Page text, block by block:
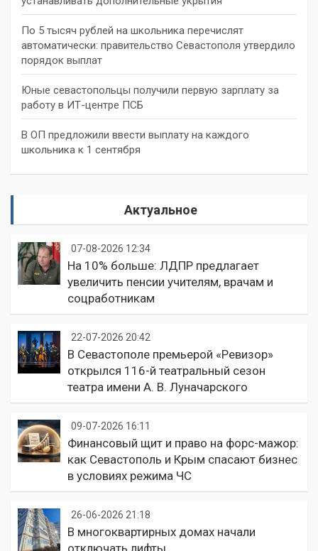
По 5 тысяч рублей на школьника перечислят
автоматически: правительство Севастополя утвердило
порядок выплат
Юные севастопольцы получили первую зарплату за
работу в ИТ-центре ПСБ
В ОП предложили ввести выплату на каждого
школьника к 1 сентября
Актуальное
07-08-2026 12:34
На 10% больше: ЛДПР предлагает
увеличить пенсии учителям, врачам и
соцработникам
22-07-2026 20:42
В Севастополе премьерой «Ревизор»
открылся 116-й театральный сезон
театра имени А. В. Луначарского
09-07-2026 16:11
Финансовый щит и право на форс-мажор:
как Севастополь и Крым спасают бизнес
в условиях режима ЧС
26-06-2026 21:18
В многоквартирных домах начали
отключать лифты